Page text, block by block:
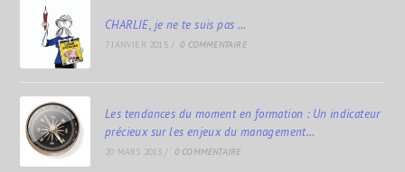
CHARLIE, je ne te suis pas …
7 JANVIER 2015 / 0 COMMENTAIRE
Les tendances du moment en formation : Un indicateur
précieux sur les enjeux du management…
20 MARS 2013 / 0 COMMENTAIRE